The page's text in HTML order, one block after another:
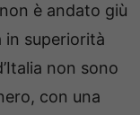
è andato giù
in superiorità
non sono
con una